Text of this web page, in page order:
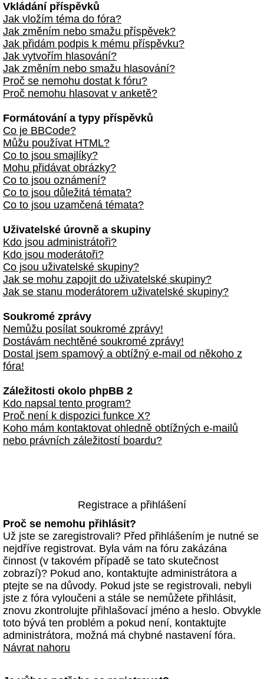
Vkládání příspěvků
Jak vložím téma do fóra?
Jak změním nebo smažu příspěvek?
Jak přidám podpis k mému příspěvku?
Jak vytvořím hlasování?
Jak změním nebo smažu hlasování?
Proč se nemohu dostat k fóru?
Proč nemohu hlasovat v anketě?
Formátování a typy příspěvků
Co je BBCode?
Můžu používat HTML?
Co to jsou smajlíky?
Mohu přidávat obrázky?
Co to jsou oznámení?
Co to jsou důležitá témata?
Co to jsou uzamčená témata?
Uživatelské úrovně a skupiny
Kdo jsou administrátoři?
Kdo jsou moderátoři?
Co jsou uživatelské skupiny?
Jak se mohu zapojit do uživatelské skupiny?
Jak se stanu moderátorem uživatelské skupiny?
Soukromé zprávy
Nemůžu posílat soukromé zprávy!
Dostávám nechtěné soukromé zprávy!
Dostal jsem spamový a obtížný e-mail od někoho z
fóra!
Záležitosti okolo phpBB 2
Kdo napsal tento program?
Proč není k dispozici funkce X?
Koho mám kontaktovat ohledně obtížných e-mailů
nebo právních záležitostí boardu?
Registrace a přihlášení
Proč se nemohu přihlásit?
Už jste se zaregistrovali? Před přihlášením je nutné se
nejdříve registrovat. Byla vám na fóru zakázána
činnost (v takovém případě se tato skutečnost
zobrazí)? Pokud ano, kontaktujte administrátora a
ptejte se na důvody. Pokud jste se registrovali, nebyli
jste z fóra vyloučeni a stále se nemůžete přihlásit,
znovu zkontrolujte přihlašovací jméno a heslo. Obvykle
toto bývá ten problém a pokud není, kontaktujte
administrátora, možná má chybné nastavení fóra.
Návrat nahoru